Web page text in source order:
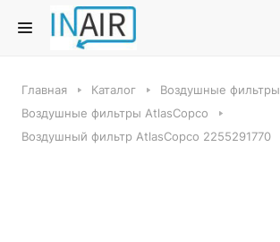
Главная Каталог
Воздушные фильтры
Воздушные фильтры AtlasCopco
Воздушный фильтр AtlasCopco 2255291770